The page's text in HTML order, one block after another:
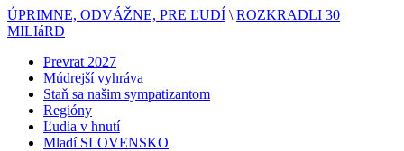
ÚPRIMNE, ODVÁŽNE, PRE ĽUDÍ \ ROZKRADLI 30
MILIáRD
Prevrat 2027
Múdrejší vyhráva
Staň sa našim sympatizantom
Regióny
Ľudia v hnutí
Mladí SLOVENSKO